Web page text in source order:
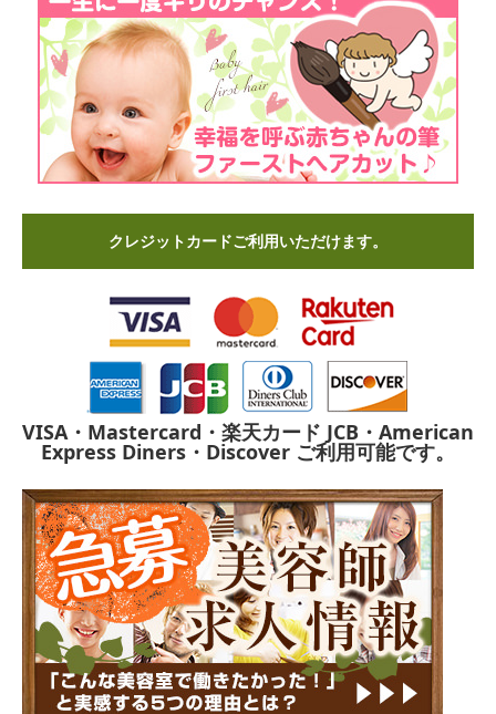
クレジットカードご利用いただけます。
VISA・Mastercard・楽天カード JCB・American
Express Diners・Discover ご利用可能です。